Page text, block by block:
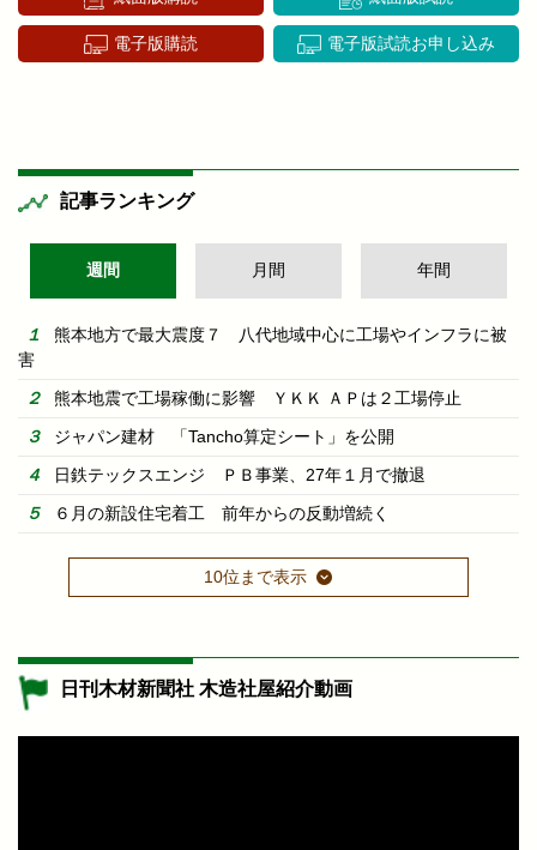
電子版購読 電子版試読お申し込み
記事ランキング
週間 月間 年間
熊本地方で最大震度７ 八代地域中心に工場やインフラに被
害
熊本地震で工場稼働に影響 ＹＫＫ ＡＰは２工場停止
ジャパン建材 「Tancho算定シート」を公開
日鉄テックスエンジ ＰＢ事業、27年１月で撤退
６月の新設住宅着工 前年からの反動増続く
10位まで表示
日刊木材新聞社 木造社屋紹介動画